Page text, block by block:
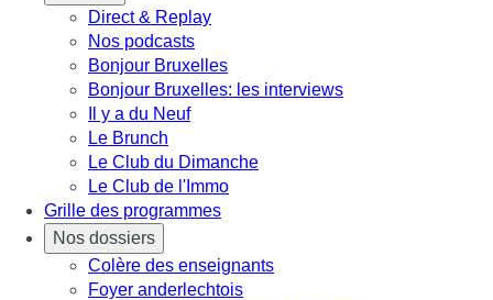
Direct & Replay
Nos podcasts
Bonjour Bruxelles
Bonjour Bruxelles: les interviews
Il y a du Neuf
Le Brunch
Le Club du Dimanche
Le Club de l'Immo
Grille des programmes
Nos dossiers
Colère des enseignants
Foyer anderlechtois